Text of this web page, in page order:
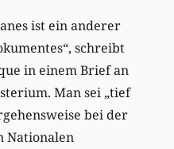
ist ein anderer
schreibt
in einem Brief an
Man sei „tief
bei der
Nationalen